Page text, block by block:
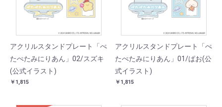
アクリルスタンドプレート「ぺ
たぺたみにりあん」02/スズキ
(公式イラスト)
￥1,815
アクリルスタンドプレート「ぺ
たぺたみにりあん」01/ぱお(公
式イラスト)
￥1,815